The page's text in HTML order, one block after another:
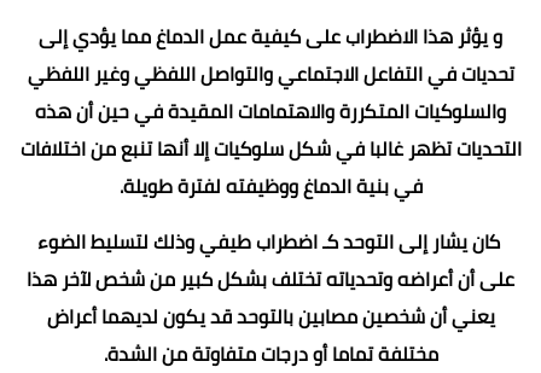
و يؤثر هذا الاضطراب على كيفية عمل الدماغ مما يؤدي إلى
تحديات في التفاعل الاجتماعي والتواصل اللفظي وغير اللفظي
والسلوكيات المتكررة والاهتمامات المقيدة في حين أن هذه
التحديات تظهر غالبا في شكل سلوكيات إلا أنها تنبع من اختلافات
في بنية الدماغ ووظيفته لفترة طويلة.
كان يشار إلى التوحد كـ اضطراب طيفي وذلك لتسليط الضوء
على أن أعراضه وتحدياته تختلف بشكل كبير من شخص لآخر هذا
يعني أن شخصين مصابين بالتوحد قد يكون لديهما أعراض
مختلفة تماما أو درجات متفاوتة من الشدة.